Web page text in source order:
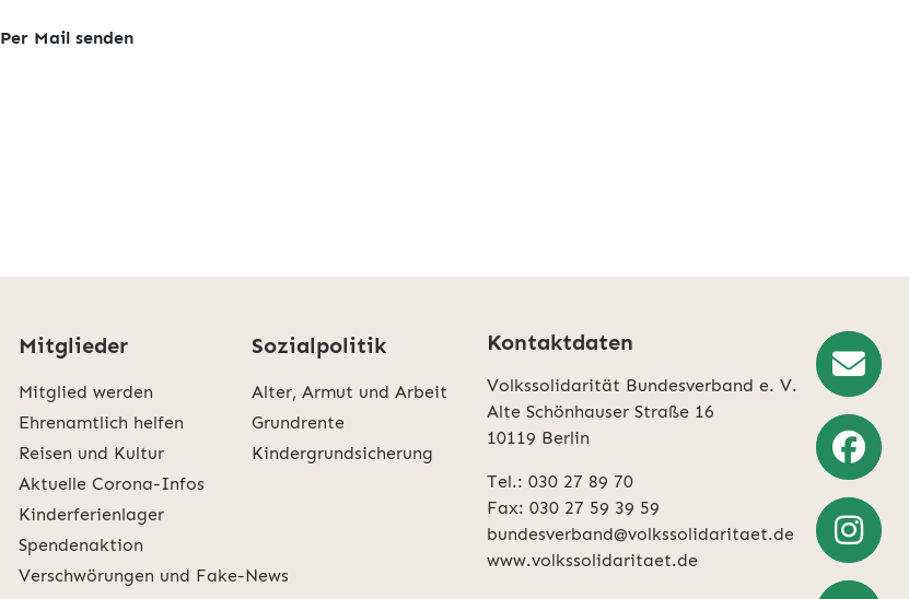
Per Mail senden
Mitglieder
Mitglied werden
Ehrenamtlich helfen
Reisen und Kultur
Aktuelle Corona-Infos
Kinderferienlager
Spendenaktion
Verschwörungen und Fake-News
Sozialpolitik
Alter, Armut und Arbeit
Grundrente
Kindergrundsicherung
Kontaktdaten
Volkssolidarität Bundesverband e. V.
Alte Schönhauser Straße 16
10119 Berlin
Tel.: 030 27 89 70
Fax: 030 27 59 39 59
bundesverband@volkssolidaritaet.de
www.volkssolidaritaet.de
Weiter
zu
Facebook
Weiter